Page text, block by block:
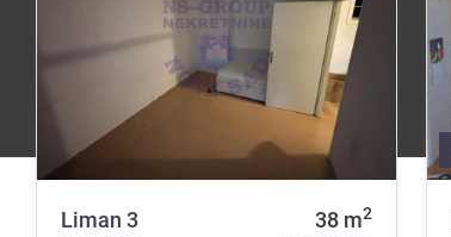
Liman 3 38 m2